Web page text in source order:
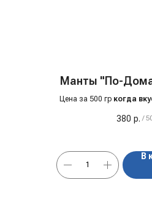
Манты "По-
Цена за 500 гр когда
380 р. /
В